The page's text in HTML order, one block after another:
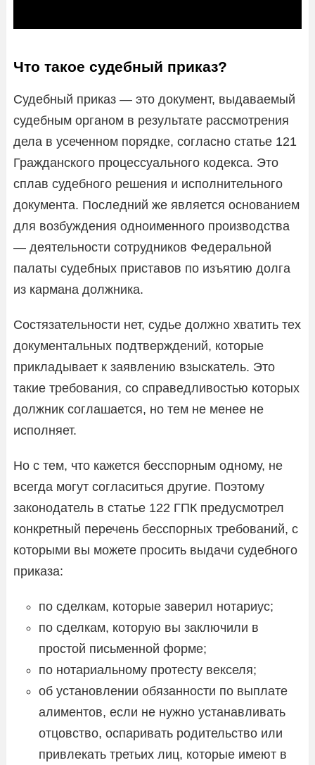
Что такое судебный приказ?
Судебный приказ — это документ, выдаваемый
судебным органом в результате рассмотрения
дела в усеченном порядке, согласно статье 121
Гражданского процессуального кодекса. Это
сплав судебного решения и исполнительного
документа. Последний же является основанием
для возбуждения одноименного производства
— деятельности сотрудников Федеральной
палаты судебных приставов по изъятию долга
из кармана должника.
Состязательности нет, судье должно хватить тех
документальных подтверждений, которые
прикладывает к заявлению взыскатель. Это
такие требования, со справедливостью которых
должник соглашается, но тем не менее не
исполняет.
Но с тем, что кажется бесспорным одному, не
всегда могут согласиться другие. Поэтому
законодатель в статье 122 ГПК предусмотрел
конкретный перечень бесспорных требований, с
которыми вы можете просить выдачи судебного
приказа:
по сделкам, которые заверил нотариус;
по сделкам, которую вы заключили в
простой письменной форме;
по нотариальному протесту векселя;
об установлении обязанности по выплате
алиментов, если не нужно устанавливать
отцовство, оспаривать родительство или
привлекать третьих лиц, которые имеют в